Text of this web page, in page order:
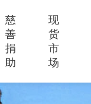
慈
善
捐
助
现
货
市
场